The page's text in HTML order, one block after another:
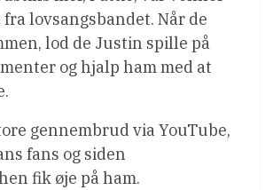
lovsangsbandet. Når de
lod de Justin spille på
og hjalp ham med at
gennembrud via YouTube,
fans og siden
fik øje på ham.